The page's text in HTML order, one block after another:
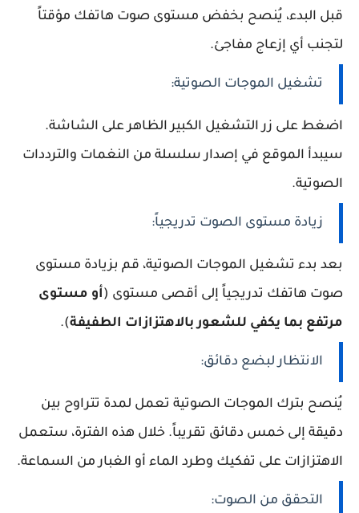
قبل البدء، يُنصح بخفض مستوى صوت هاتفك مؤقتاً
لتجنب أي إزعاج مفاجئ.
تشغيل الموجات الصوتية:
اضغط على زر التشغيل الكبير الظاهر على الشاشة.
سيبدأ الموقع في إصدار سلسلة من النغمات والترددات
الصوتية.
زيادة مستوى الصوت تدريجياً:
بعد بدء تشغيل الموجات الصوتية، قم بزيادة مستوى
صوت هاتفك تدريجياً إلى أقصى مستوى (أو مستوى
مرتفع بما يكفي للشعور بالاهتزازات الطفيفة).
الانتظار لبضع دقائق:
يُنصح بترك الموجات الصوتية تعمل لمدة تتراوح بين
دقيقة إلى خمس دقائق تقريباً. خلال هذه الفترة، ستعمل
الاهتزازات على تفكيك وطرد الماء أو الغبار من السماعة.
التحقق من الصوت: